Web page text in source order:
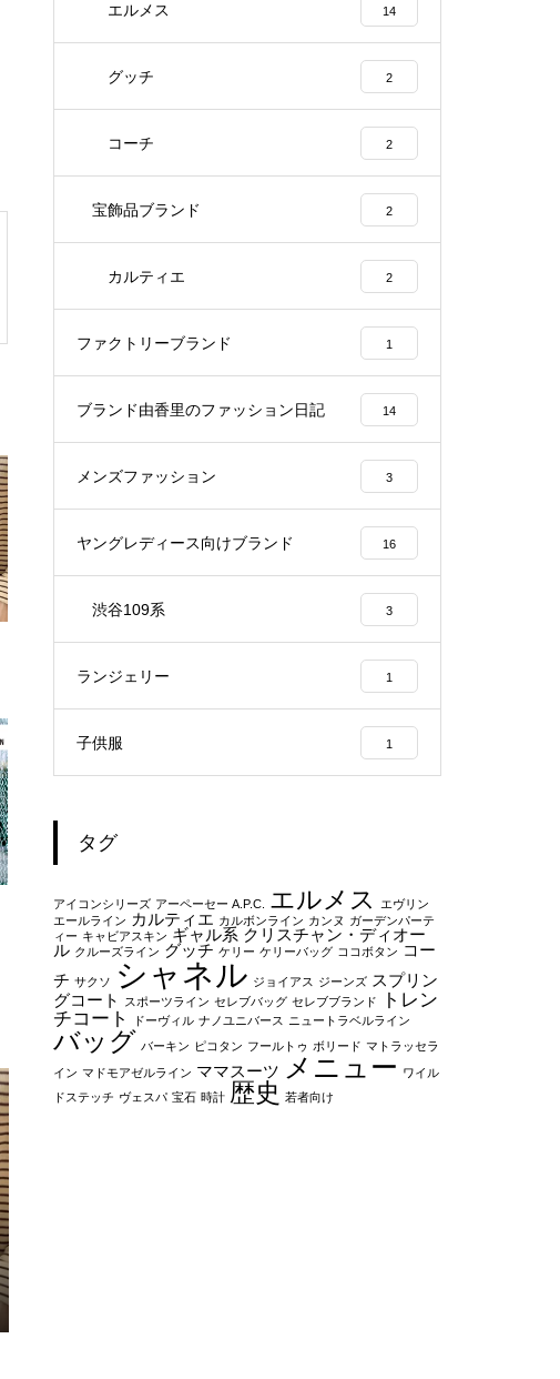
エルメス 14
グッチ 2
コーチ 2
宝飾品ブランド 2
カルティエ 2
ファクトリーブランド 1
ブランド由香里のファッション日記 14
メンズファッション 3
ヤングレディース向けブランド 16
渋谷109系 3
ランジェリー 1
子供服 1
タグ
アイコンシリーズ アーペーセー A.P.C. エルメス
エヴリン
エールライン カルティエ カルボンライン カンヌ ガーデンパーテ
ィー キャビアスキン ギャル系 クリスチャン・ディオー
ル クルーズライン グッチ ケリー ケリーバッグ ココボタン コー
チ サクソ シャネル ジョイアス ジーンズ スプリン
グコート
スポーツライン セレブバッグ セレブブランド
トレン
チコート
ドーヴィル ナノユニバース ニュートラベルライン
バッグ バーキン ピコタン フールトゥ ボリード マトラッセラ
イン マドモアゼルライン ママスーツ メニュー ワイル
ドステッチ ヴェスパ 宝石 時計 歴史 若者向け